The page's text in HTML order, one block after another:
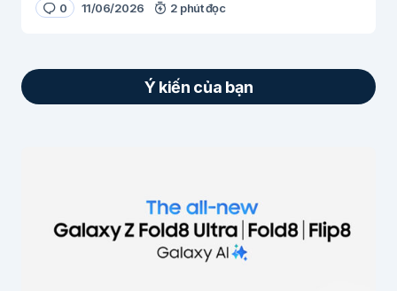
0 11/06/2026 2 phút đọc
Ý kiến của bạn
Các trường bắt buộc được đánh dấu
Nội dung*